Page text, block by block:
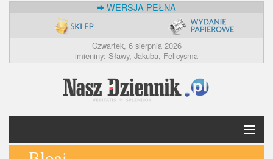
WERSJA PEŁNA
Czwartek, 6 sierpnia 2026
imieniny: Sławy, Jakuba, Felicysma